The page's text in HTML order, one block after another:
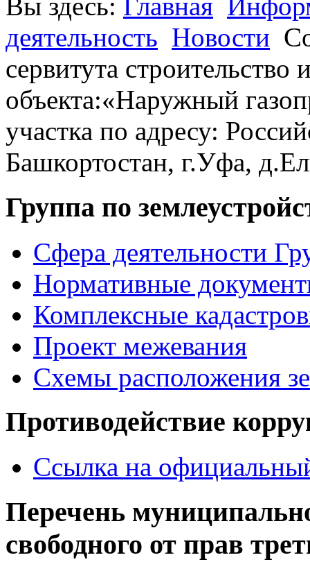
Вы здесь: Главная
деятельность Новости
сервитута строительство
объекта:«Наружный
участка по адресу:
Башкортостан, г.Уфа,
Группа по
Сфера деятельности
Нормативные
Комплексные
Проект межевания
Схемы расположения
Противодействие
Ссылка на
Перечень
свободного от прав